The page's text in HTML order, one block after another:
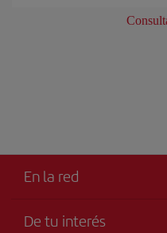
En la red
De tu interés